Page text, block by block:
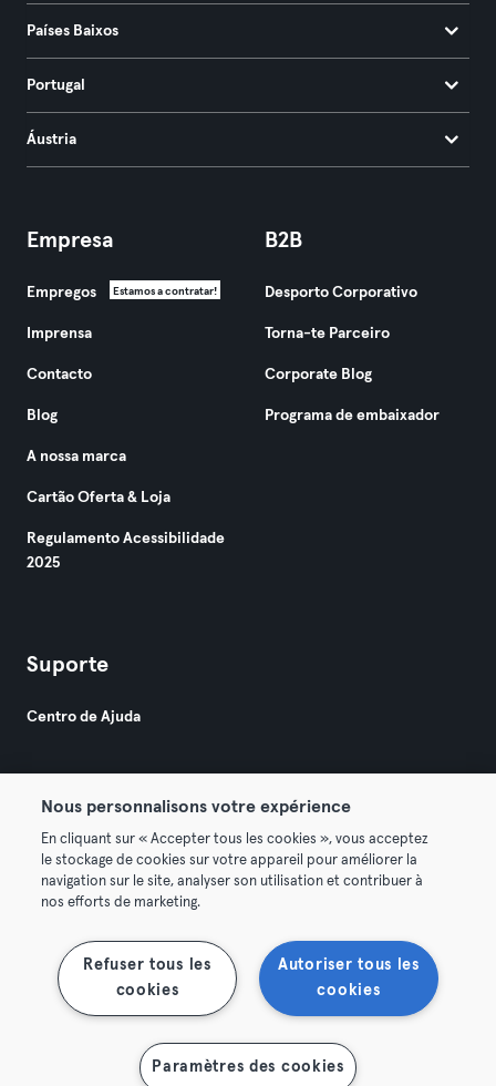
Países Baixos
Portugal
Áustria
Empresa
Empregos Estamos a contratar!
Imprensa
Contacto
Blog
A nossa marca
Cartão Oferta & Loja
Regulamento Acessibilidade
2025
B2B
Desporto Corporativo
Torna-te Parceiro
Corporate Blog
Programa de embaixador
Suporte
Centro de Ajuda
© 2026 Urban Sports Group GmbH. All rights reserved.
Termos & Condições
Rescindir contratos aqui Cancelar contratos aqui
Nous personnalisons votre expérience
En cliquant sur « Accepter tous les cookies », vous acceptez
le stockage de cookies sur votre appareil pour améliorer la
navigation sur le site, analyser son utilisation et contribuer à
nos efforts de marketing.
Autoriser tous les
cookies
Refuser tous les
cookies
Paramètres des cookies